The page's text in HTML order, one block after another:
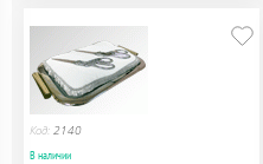
Код: 2140
В наличии